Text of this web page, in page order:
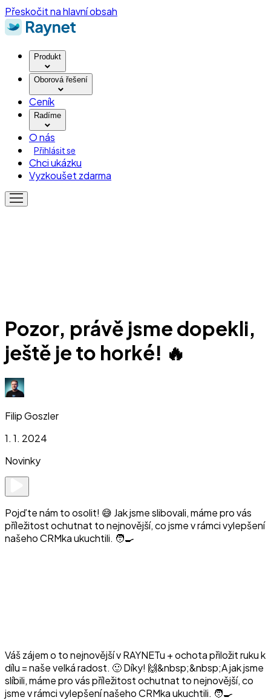
Přeskočit na hlavní obsah
Produkt
Oborová řešení
Ceník
Radíme
O nás
Přihlásit se
Chci ukázku
Vyzkoušet zdarma
Pozor, právě jsme dopekli,
ještě je to horké! 🔥
Filip Goszler
1. 1. 2024
Novinky
Pojďte nám to osolit! 😅 Jak jsme slibovali, máme pro vás
příležitost ochutnat to nejnovější, co jsme v rámci vylepšení
našeho CRMka ukuchtili. 🧑‍🍳
Váš zájem o to nejnovější v RAYNETu + ochota přiložit ruku k
dílu = naše velká radost. 🙂 Díky! 🙌&nbsp;&nbsp;A jak jsme
slíbili, máme pro vás příležitost ochutnat to nejnovější, co
jsme v rámci vylepšení našeho CRMka ukuchtili. 🧑‍🍳